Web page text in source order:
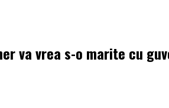
va vrea s-o marite cu